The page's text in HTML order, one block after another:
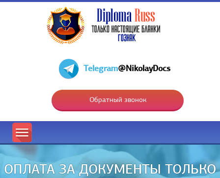
Telegram@NikolayDocs
Обратный звонок
ОПЛАТА ЗА ДОКУМЕНТЫ ТОЛЬКО